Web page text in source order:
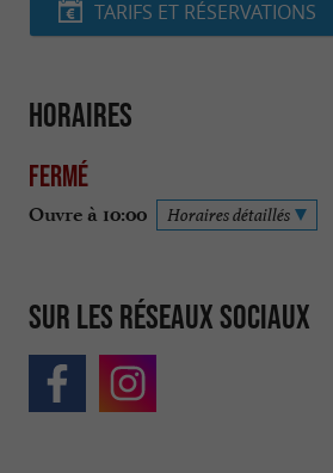
TARIFS ET RÉSERVATIONS
Horaires
Fermé
Ouvre à 10:00 Horaires détaillés
Sur les réseaux sociaux